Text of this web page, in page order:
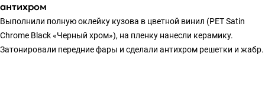
антихром
Выполнили полную оклейку кузова в цветной винил (PET Satin
Chrome Black «Черный хром»), на пленку нанесли керамику.
Затонировали передние фары и сделали антихром решетки и жабр.